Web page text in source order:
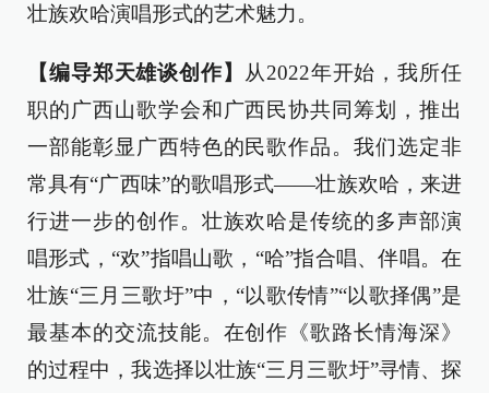
壮族欢哈演唱形式的艺术魅力。
【编导郑天雄谈创作】
从2022年开始，我所任
职的广西山歌学会和广西民协共同筹划，推出
一部能彰显广西特色的民歌作品。我们选定非
常具有“广西味”的歌唱形式——壮族欢哈，来进
行进一步的创作。壮族欢哈是传统的多声部演
唱形式，“欢”指唱山歌，“哈”指合唱、伴唱。在
壮族“三月三歌圩”中，“以歌传情”“以歌择偶”是
最基本的交流技能。在创作《歌路长情海深》
的过程中，我选择以壮族“三月三歌圩”寻情、探